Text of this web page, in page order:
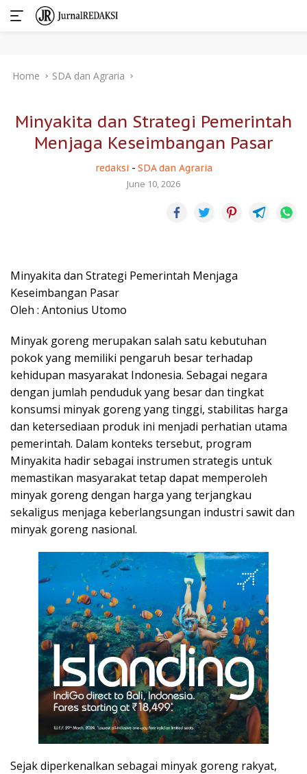
Home SDA dan Agraria
Minyakita dan Strategi Pemerintah
Menjaga Keseimbangan Pasar
redaksi - SDA dan Agraria
June 10, 2026
Minyakita dan Strategi Pemerintah Menjaga
Keseimbangan Pasar
Oleh : Antonius Utomo
Minyak goreng merupakan salah satu kebutuhan
pokok yang memiliki pengaruh besar terhadap
kehidupan masyarakat Indonesia. Sebagai negara
dengan jumlah penduduk yang besar dan tingkat
konsumsi minyak goreng yang tinggi, stabilitas harga
dan ketersediaan produk ini menjadi perhatian utama
pemerintah. Dalam konteks tersebut, program
Minyakita hadir sebagai instrumen strategis untuk
memastikan masyarakat tetap dapat memperoleh
minyak goreng dengan harga yang terjangkau
sekaligus menjaga keberlangsungan industri sawit dan
minyak goreng nasional.
Sejak diperkenalkan sebagai minyak goreng rakyat,